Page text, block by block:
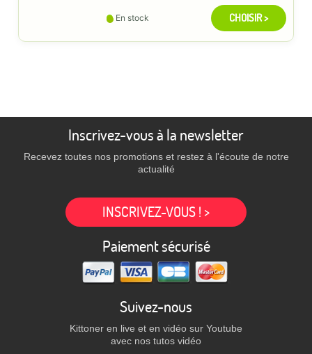
En stock CHOISIR >
Inscrivez-vous à la newsletter
Recevez toutes nos promotions et restez à l'écoute de notre
actualité
INSCRIVEZ-VOUS ! >
Paiement sécurisé
Suivez-nous
Kittoner en live et en vidéo sur Youtube
avec nos tutos vidéo